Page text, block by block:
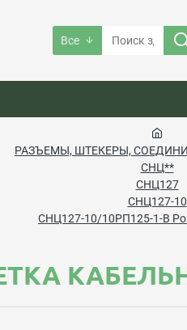
Все
РАЗЪЕМЫ, ШТЕКЕРЫ,
СНЦ**
СНЦ127
СНЦ127-10
СНЦ127-10/10РП125-1-В